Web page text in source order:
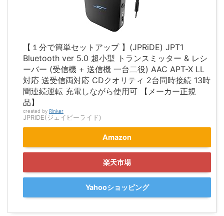
【１分で簡単セットアップ 】(JPRiDE) JPT1
Bluetooth ver 5.0 超小型 トランスミッター & レシ
ーバー (受信機 + 送信機 一台二役) AAC APT-X LL
対応 送受信両対応 CDクオリティ 2台同時接続 13時
間連続運転 充電しながら使用可 【メーカー正規
品】
created by Rinker
JPRiDE(ジェイピーライド)
Amazon
楽天市場
Yahooショッピング